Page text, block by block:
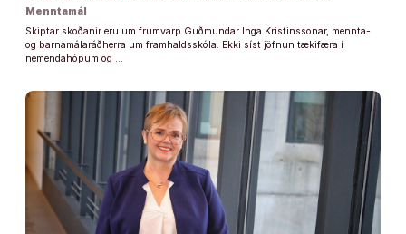
Menntamál
Skiptar skoðanir eru um frumvarp Guðmundar Inga Kristinssonar, mennta-
og barnamálaráðherra um framhaldsskóla. Ekki síst jöfnun tækifæra í
nemendahópum og …